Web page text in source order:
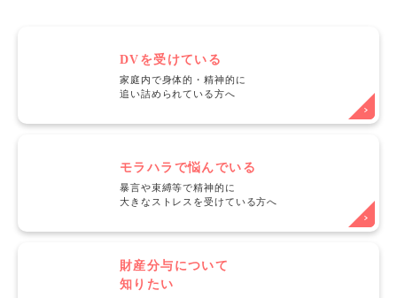
DVを受けている
家庭内で身体的・精神的に
追い詰められている方へ
モラハラで悩んでいる
暴言や束縛等で精神的に
大きなストレスを受けている方へ
財産分与について
知りたい